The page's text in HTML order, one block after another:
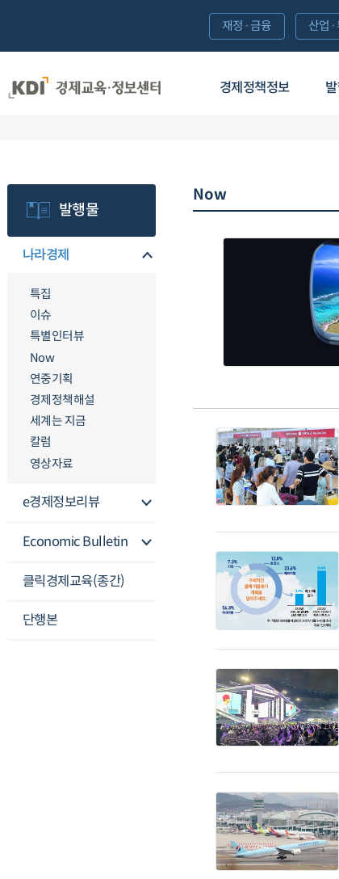
경제정책정보
재정·금융 산업·
발행물
나라경제
특집
이슈
특별인터뷰
Now
연중기획
경제정책해설
세계는 지금
칼럼
영상자료
e경제정보리뷰
Economic Bulletin
클릭경제교육(종간)
단행본
Now